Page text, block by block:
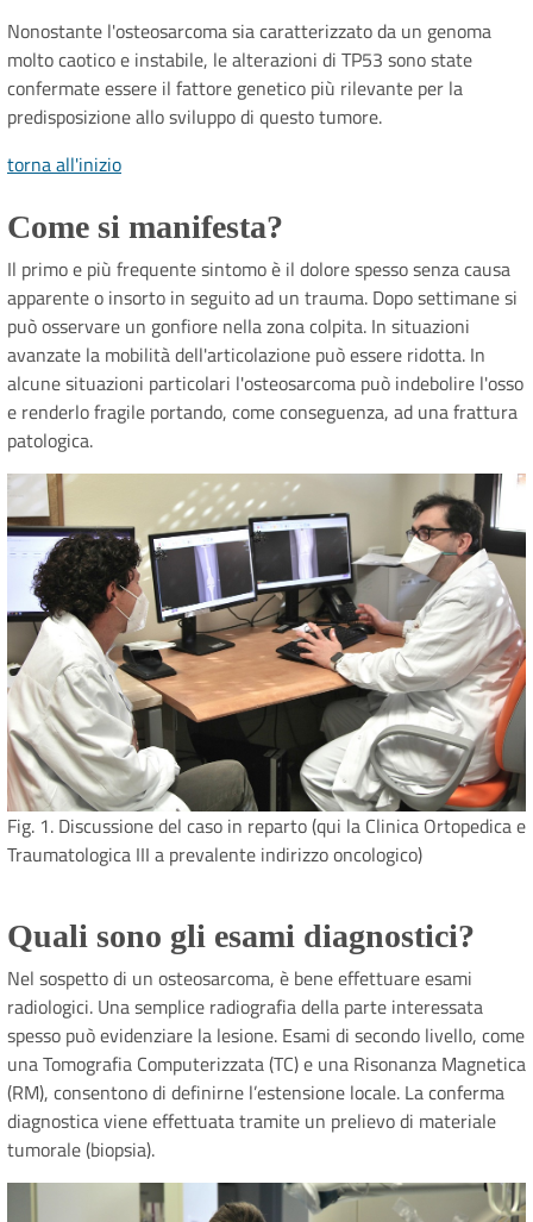
Nonostante l'osteosarcoma sia caratterizzato da un genoma
molto caotico e instabile, le alterazioni di TP53 sono state
confermate essere il fattore genetico più rilevante per la
predisposizione allo sviluppo di questo tumore.
torna all'inizio
Come si manifesta?
Il primo e più frequente sintomo è il dolore spesso senza causa
apparente o insorto in seguito ad un trauma. Dopo settimane si
può osservare un gonfiore nella zona colpita. In situazioni
avanzate la mobilità dell'articolazione può essere ridotta. In
alcune situazioni particolari l'osteosarcoma può indebolire l'osso
e renderlo fragile portando, come conseguenza, ad una frattura
patologica.
Fig. 1. Discussione del caso in reparto (qui la Clinica Ortopedica e
Traumatologica III a prevalente indirizzo oncologico)
Quali sono gli esami diagnostici?
Nel sospetto di un osteosarcoma, è bene effettuare esami
radiologici. Una semplice radiografia della parte interessata
spesso può evidenziare la lesione. Esami di secondo livello, come
una Tomografia Computerizzata (TC) e una Risonanza Magnetica
(RM), consentono di definirne l’estensione locale. La conferma
diagnostica viene effettuata tramite un prelievo di materiale
tumorale (biopsia).